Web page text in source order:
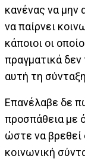
κανένας να μην
να παίρνει
κάποιοι οι
πραγματικά δεν
αυτή τη
Επανέλαβε δε
προσπάθεια με
ώστε να βρεθεί
κοινωνική